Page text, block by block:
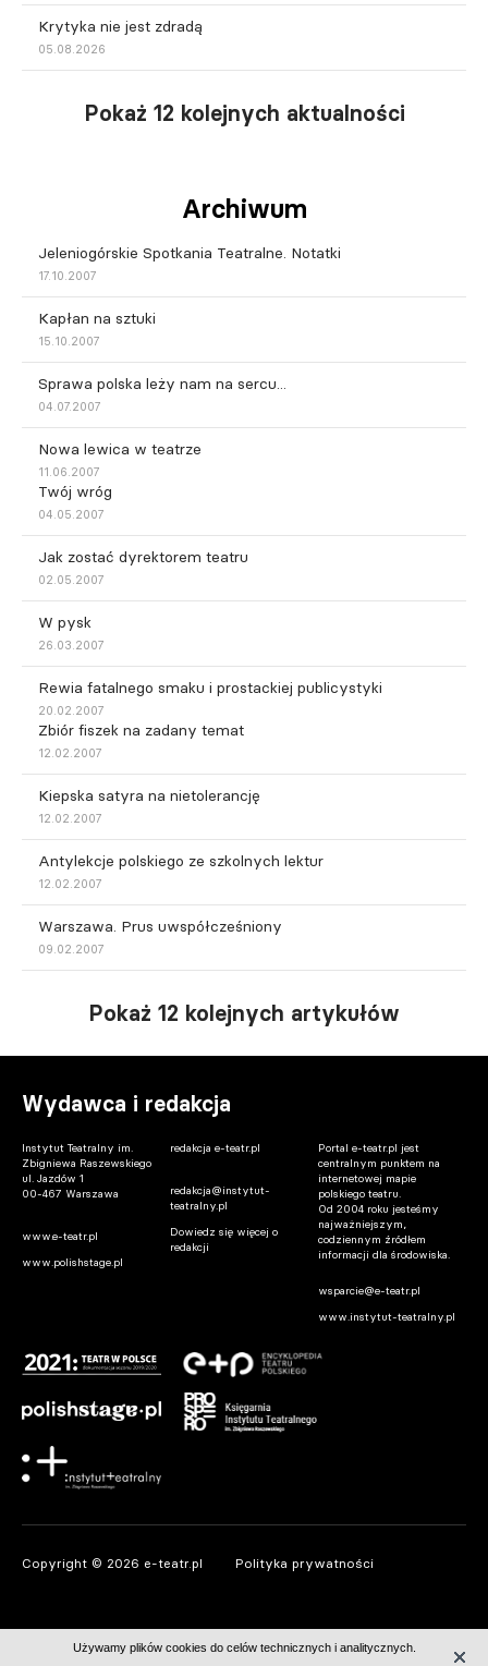
Krytyka nie jest zdradą
05.08.2026
Pokaż 12 kolejnych aktualności
Archiwum
Jeleniogórskie Spotkania Teatralne. Notatki
17.10.2007
Kapłan na sztuki
15.10.2007
Sprawa polska leży nam na sercu...
04.07.2007
Nowa lewica w teatrze
11.06.2007
Twój wróg
04.05.2007
Jak zostać dyrektorem teatru
02.05.2007
W pysk
26.03.2007
Rewia fatalnego smaku i prostackiej publicystyki
20.02.2007
Zbiór fiszek na zadany temat
12.02.2007
Kiepska satyra na nietolerancję
12.02.2007
Antylekcje polskiego ze szkolnych lektur
12.02.2007
Warszawa. Prus uwspółcześniony
09.02.2007
Pokaż 12 kolejnych artykułów
Wydawca i redakcja
Instytut Teatralny im.
Zbigniewa Raszewskiego
ul. Jazdów 1
00-467 Warszawa
www.e-teatr.pl
www.polishstage.pl
redakcja e-teatr.pl
redakcja@instytut-
teatralny.pl
Dowiedz się więcej o
redakcji
Portal e-teatr.pl jest
centralnym punktem na
internetowej mapie
polskiego teatru.
Od 2004 roku jesteśmy
najważniejszym,
codziennym źródłem
informacji dla środowiska.
wsparcie@e-teatr.pl
www.instytut-teatralny.pl
Copyright © 2026 e-teatr.pl Polityka prywatności
Używamy plików cookies do celów technicznych i analitycznych.